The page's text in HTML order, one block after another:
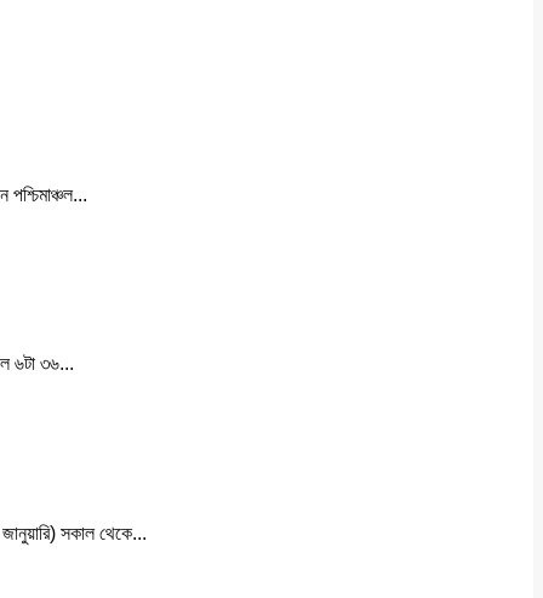
পশ্চিমাঞ্চল...
৬টা ৩৬...
সকাল থেকে...